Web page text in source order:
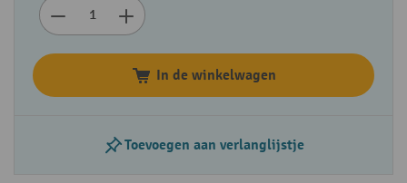
In de winkelwagen
Toevoegen aan verlanglijstje